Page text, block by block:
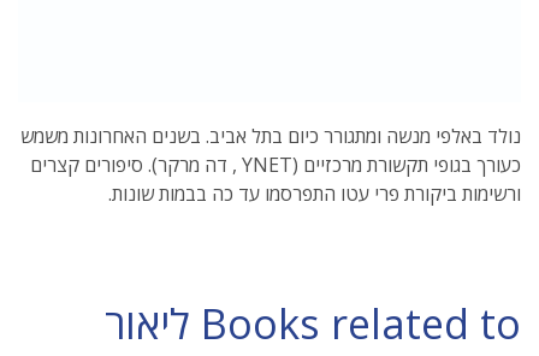
נולד באלפי מנשה ומתגורר כיום בתל אביב. בשנים האחרונות משמש
כעורך בגופי תקשורת מרכזיים (YNET , דה מרקר). סיפורים קצרים
ורשימות ביקורת פרי עטו התפרסמו עד כה בבמות שונות.
Books related to ליאור